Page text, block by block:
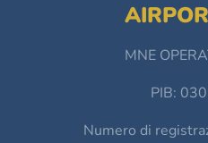
MNE
PIB:
Numero di